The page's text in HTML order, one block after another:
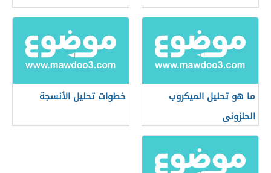
ما هو تحليل الميكروب
الحلزونى
خطوات تحليل الأنسجة